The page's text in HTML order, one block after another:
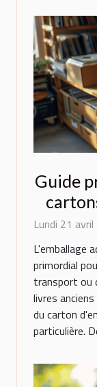
Guide
Lundi 21
L'emballage
primordial
transport ou
livres
du carton
particulière.